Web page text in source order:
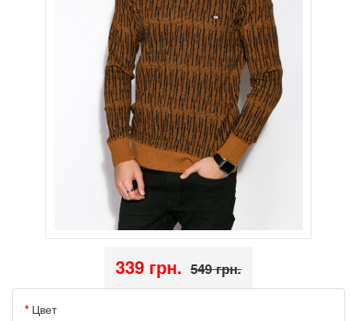
339 грн. 549 грн.
Цвет